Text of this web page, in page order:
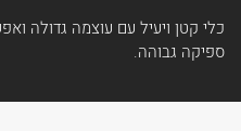
כלי קטן ויעיל עם עוצמה גדולה
ספיקה גבוהה.